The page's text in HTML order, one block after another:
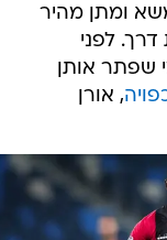
ומתן מהיר
לפני
שפתר אותן
, אורן